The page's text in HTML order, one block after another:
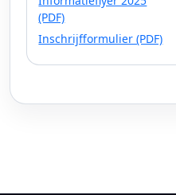
(PDF)
Inschrijfformulier (PDF)